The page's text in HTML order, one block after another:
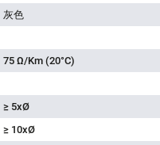
灰色
75 Ω/Km (20°C)
≥ 5xØ
≥ 10xØ